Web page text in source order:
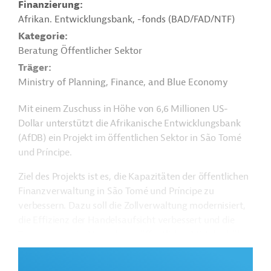
Finanzierung
Afrikan. Entwicklungsbank, -fonds (BAD/FAD/NTF)
Kategorie
Beratung Öffentlicher Sektor
Träger
Ministry of Planning, Finance, and Blue Economy
Mit einem Zuschuss in Höhe von 6,6 Millionen US-
Dollar unterstützt die Afrikanische Entwicklungsbank
(AfDB) ein Projekt im öffentlichen Sektor in São Tomé
und Príncipe.
Ziel des Projekts ist es, die Kapazitäten der öffentlichen
Finanzverwaltung in São Tomé und Príncipe zu
verbessern. Dazu soll die Zollverwaltung modernisiert,
werden.